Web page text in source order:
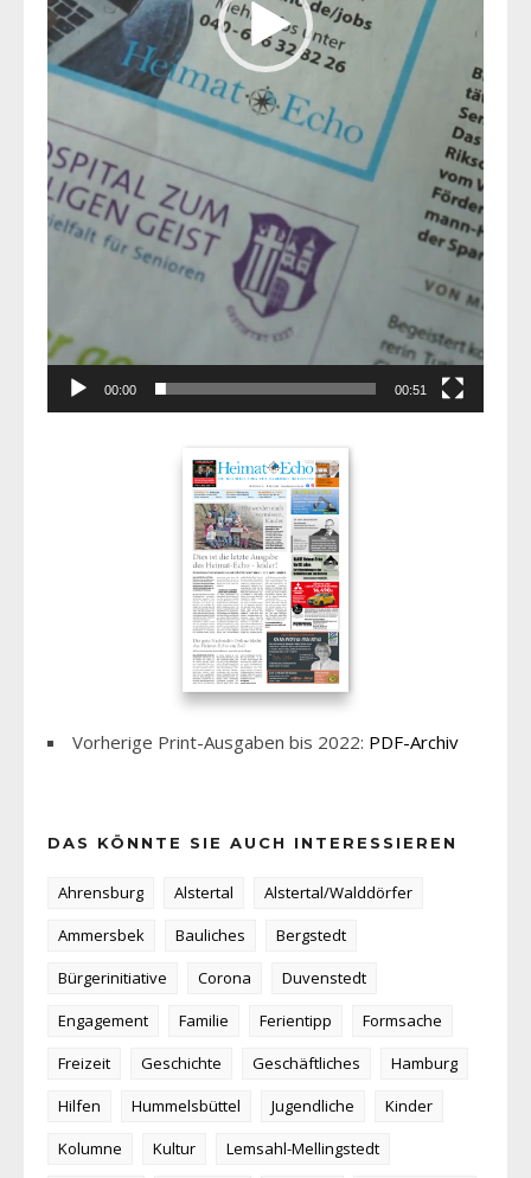
00:00 00:51
Vorherige Print-Ausgaben bis 2022: PDF-Archiv
DAS KÖNNTE SIE AUCH INTERESSIEREN
Ahrensburg Alstertal
Alstertal/Walddörfer
Ammersbek
Bauliches
Bergstedt
Bürgerinitiative
Corona
Duvenstedt
Engagement
Familie Ferientipp
Formsache
Freizeit
Geschichte Geschäftliches
Hamburg
Hilfen
Hummelsbüttel Jugendliche
Kinder
Kolumne
Kultur
Lemsahl-Mellingstedt